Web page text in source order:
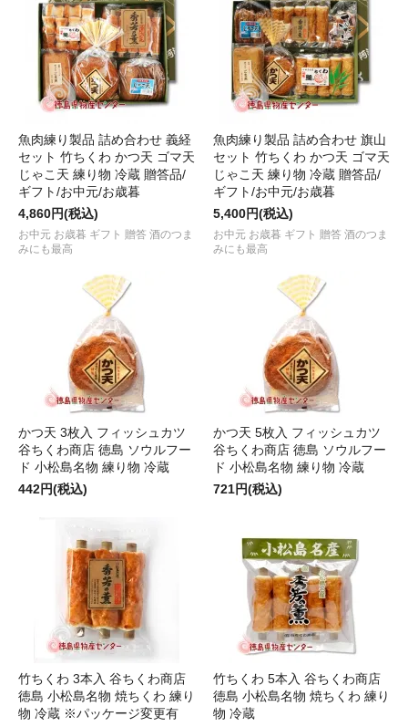
魚肉練り製品 詰め合わせ 義経
セット 竹ちくわ かつ天 ゴマ天
じゃこ天 練り物 冷蔵 贈答品/
ギフト/お中元/お歳暮
4,860円(税込)
お中元 お歳暮 ギフト 贈答 酒のつま
みにも最高
魚肉練り製品 詰め合わせ 旗山
セット 竹ちくわ かつ天 ゴマ天
じゃこ天 練り物 冷蔵 贈答品/
ギフト/お中元/お歳暮
5,400円(税込)
お中元 お歳暮 ギフト 贈答 酒のつま
みにも最高
かつ天 3枚入 フィッシュカツ
谷ちくわ商店 徳島 ソウルフー
ド 小松島名物 練り物 冷蔵
442円(税込)
かつ天 5枚入 フィッシュカツ
谷ちくわ商店 徳島 ソウルフー
ド 小松島名物 練り物 冷蔵
721円(税込)
竹ちくわ 3本入 谷ちくわ商店
徳島 小松島名物 焼ちくわ 練り
物 冷蔵 ※パッケージ変更有
竹ちくわ 5本入 谷ちくわ商店
徳島 小松島名物 焼ちくわ 練り
物 冷蔵